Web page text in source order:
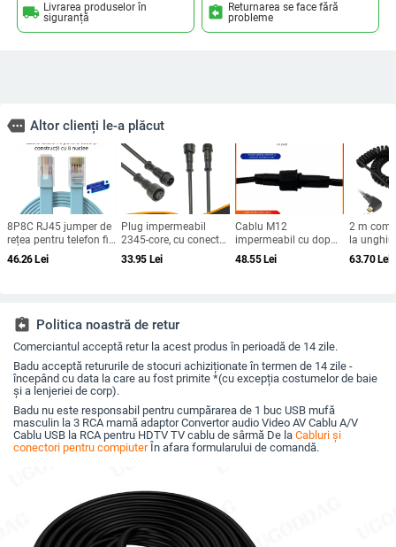
local_shipping Livrarea produselor în
siguranță
assignment_return Returnarea se face fără
probleme
more Altor clienți le-a plăcut
8P8C RJ45 jumper de
rețea pentru telefon fix
— cupru fără oxigen, 2
m, contacte placate cu
46.26Lei
Plug impermeabil
2345-core, cu conector
LED masculin/feminin,
cablu negru pentru
33.95 Lei
Cablu M12
impermeabil cu dop
de praf pentru
iluminat sub cornișă,
48.55Lei
2 m
la
stânga
HDMI și
63.70Lei
assignment_return Politica noastră de retur
Comerciantul acceptă retur la acest produs în perioadă de 14 zile.
Badu acceptă retururile de stocuri achiziționate în termen de 14 zile -
începând cu data la care au fost primite *(cu excepția costumelor de baie
și a lenjeriei de corp).
Badu nu este responsabil pentru cumpărarea de 1 buc USB mufă
masculin la 3 RCA mamă adaptor Convertor audio Video AV Cablu A/V
Cablu USB la RCA pentru HDTV TV cablu de sârmă De la Cabluri și
conectori pentru compiuterÎn afara formularului de comandă.